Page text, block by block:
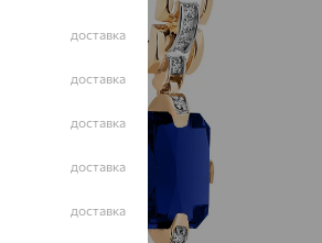
доставка
доставка
доставка
доставка
доставка